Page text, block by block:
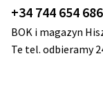
+34 744 654 686
BOK i magazyn
Te tel. odbieramy